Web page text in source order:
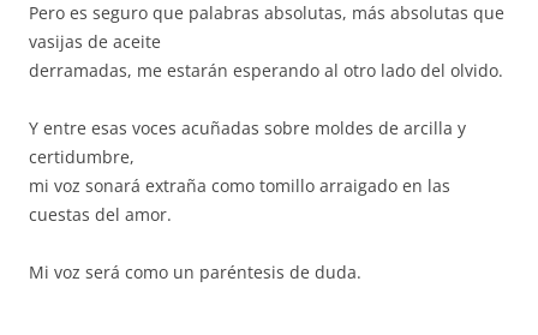
Pero es seguro que palabras absolutas, más absolutas que
vasijas de aceite
derramadas, me estarán esperando al otro lado del olvido.
Y entre esas voces acuñadas sobre moldes de arcilla y
certidumbre,
mi voz sonará extraña como tomillo arraigado en las
cuestas del amor.
Mi voz será como un paréntesis de duda.